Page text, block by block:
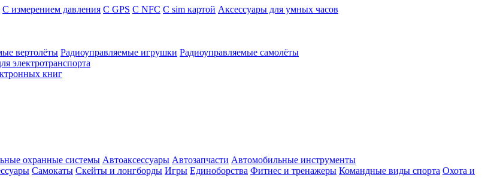
C измерением давления C GPS C NFC C sim картой Аксессуары для умных часов
вертолёты Радиоуправляемые игрушки Радиоуправляемые самолёты
электротранспорта
книг
охранные системы Автоаксессуары Автозапчасти Автомобильные инструменты
Самокаты Скейты и лонгборды Игры Единоборства Фитнес и тренажеры Командные виды спорта Охота и